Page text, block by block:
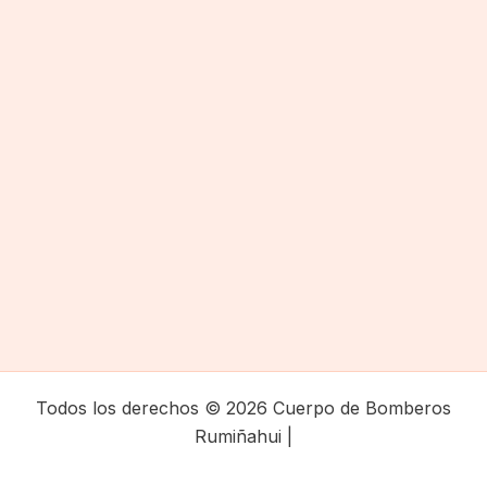
Todos los derechos © 2026 Cuerpo de Bomberos
Rumiñahui |